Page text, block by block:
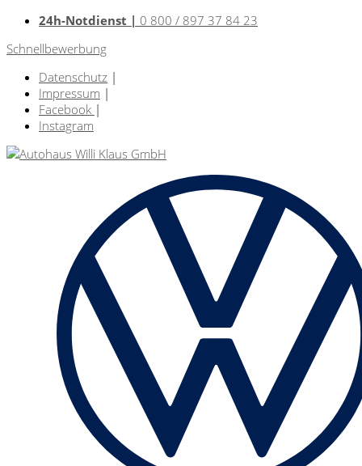
24h-Notdienst | 0 800 / 897 37 84 23
Schnellbewerbung
Datenschutz |
Impressum |
Facebook |
Instagram